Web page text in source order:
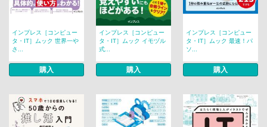
インプレス［コンピュー
タ・IT］ムック 世界一や
さ...
購入
インプレス［コンピュー
タ・IT］ムック イモヅル
式...
購入
インプレス［コンピュー
タ・IT］ムック 最速！パ
ソ...
購入